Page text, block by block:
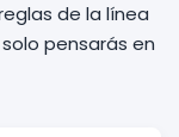
de la línea
pensarás en